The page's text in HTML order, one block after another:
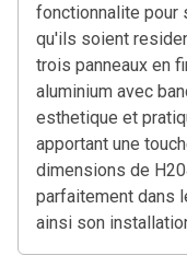
fonctionnalite pour
qu'ils soient
trois panneaux en
aluminium avec
esthetique et
apportant une
dimensions de
parfaitement dans
ainsi son